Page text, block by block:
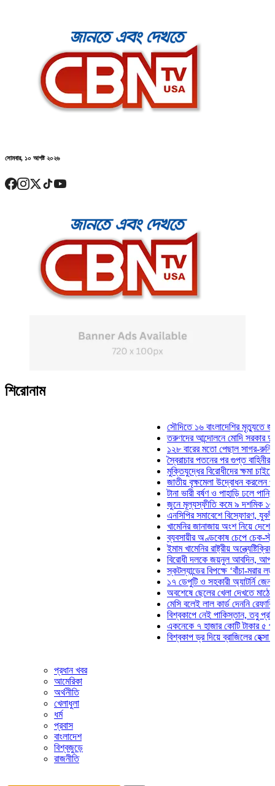
সোমবার, ১০ আগষ্ট ২০২৬
শিরোনাম
সৌদিতে ১৬ বাংলাদেশির মৃত্যুতে
তরুণদের আন্দোলনে মোদি সরকার দুর্বল
১২৮ বারের মতো পেছাল সাগর-রুনি হত্যা
স্বৈরাচার পতনের পর গুপ্ত বাহিনীর
মুক্তিযুদ্ধের বিরোধীদের ক্ষমা চাইতে হবে:
জাতীয় বৃক্ষমেলা উদ্বোধন করলেন
টানা ভারী বর্ষণ ও পাহাড়ি ঢলে পানিবন্দি
জুনে মূল্যস্ফীতি কমে ৯ দশমিক ১৬ শতাংশ
এনসিপির সমাবেশে বিস্ফোরণ, যুবলীগের
খামেনির জানাজায় অংশ নিয়ে দেশে
ব্যবসায়ীর অণ্ডকোষ চেপে চেক-স্ট্যাম্পে
ইমাম খামেনির রাষ্ট্রীয় অন্ত্যেষ্টিক্রিয়ায়
বিরোধী দলকে জয়নুল আবদিন, আপনারা ৭১
স্কটল্যান্ডের বিপক্ষে ‘বাঁচা-মরার লড়াইয়ে’
১৭ ডেপুটি ও সহকারী অ্যাটর্নি জেনারেলের
অবশেষে ছেলের খেলা দেখতে মাঠে
মেসি বলেই লাল কার্ড দেননি রেফারি! ফাউল
বিশ্বকাপে নেই পাকিস্তান, তবু প্রতিটি
একনেকে ৭ হাজার কোটি টাকার ৫
বিশ্বকাপ ড্র দিয়ে ব্রাজিলের হেক্সা মিশন
প্রধান খবর
আমেরিকা
অর্থনীতি
খেলাধুলা
ধর্ম
প্রবাস
বাংলাদেশ
বিশ্বজুড়ে
রাজনীতি